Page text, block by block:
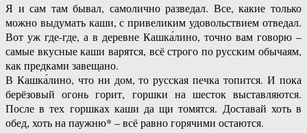
Я и сам там бывал, самолично разведал. Все, какие только
можно выдумать каши, с привеликим удовольствием отведал.
Вот уж где-где, а в деревне Кашка́лино, точно вам говорю –
самые вкусные каши варятся, всё строго по русским обычаям,
как предками завещано.
В Кашка́лино, что ни дом, то русская печка топится. И пока
берёзовый огонь горит, горшки на шесток выставляются.
После в тех горшках каши да щи томятся. Доставай хоть в
обед, хоть на паужню* – всё равно горячими остаются.